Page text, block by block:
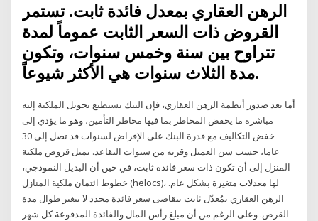
الرهن العقاري بمعدل فائدة ثابت. تستمر
القروض ذات السعر الثابت عموماً لمدة
تتراوح بين سنة وخمس سنوات، وتكون
مدة الثلاث سنوات هي الأكثر شيوعاً.
أما بعد صدور أنظمة الرهن العقاري، فإن البنك يستطيع تحويل الملكية إليه
مباشرة ما يخفض المخاطر بما فيها مخاطر التأمين، وهو ما يؤدي إلى
خفض التكاليف مع قدرة البنك على الإقراض لسنوات قد تصل إلى 30
عاما، حسب سن العميل وقربه من سنوات التقاعد. تميل قروض ملكية
المنزل إلى أن تكون ذات سعر فائدة ثابت، في حين أن البديل النموذجي،
خطوط ائتمان ملكية المنازل (helocs)، لها معدلات متغيرة بشكل عام.
الرهن العقاري بمُعدّل ثابت يتقاضى سعر فائدة محدد لا يتغير طوال مدة
القرض. وعلى الرغم من أن مبلغ رأس المال والفائدة المدفوعة كل شهر